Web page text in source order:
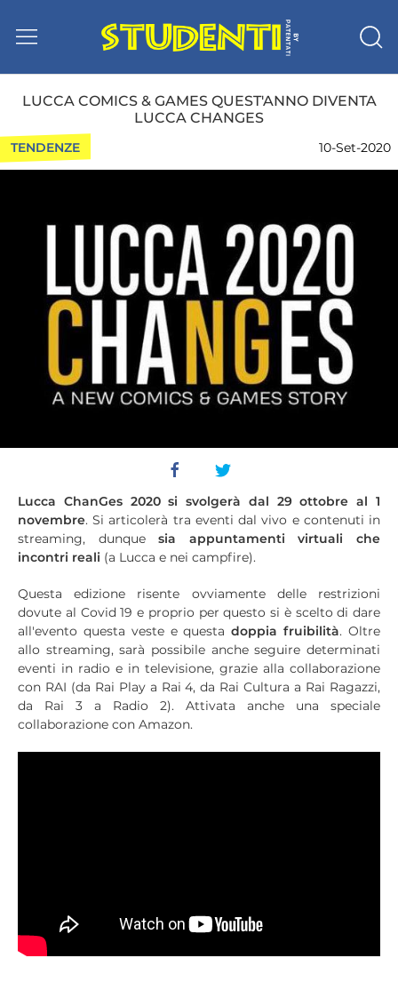
LUCCA COMICS & GAMES QUEST'ANNO DIVENTA
LUCCA CHANGES
TENDENZE 10-Set-2020
Lucca ChanGes 2020 si svolgerà dal 29 ottobre al 1
novembre. Si articolerà tra eventi dal vivo e contenuti in
streaming, dunquesia appuntamenti virtuali che
incontri reali (a Lucca e nei campfire).
Questa edizione risente ovviamente delle restrizioni
dovute al Covid 19 e proprio per questo si è scelto di dare
all'evento questa veste e questadoppia fruibilità. Oltre
allo streaming, sarà possibile anche seguire determinati
eventi in radio e in televisione, grazie alla collaborazione
con RAI (da Rai Play a Rai 4, da Rai Cultura a Rai Ragazzi,
da Rai 3 a Radio 2). Attivata anche una speciale
collaborazione con Amazon.